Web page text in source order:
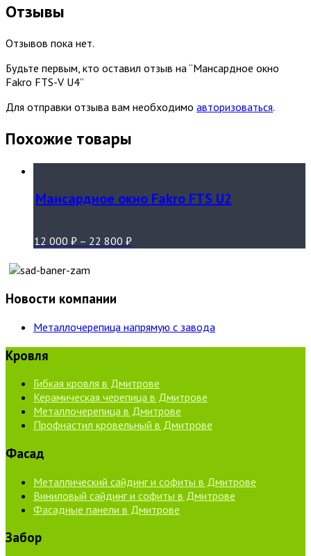
Отзывы
Отзывов пока нет.
Будьте первым, кто оставил отзыв на “Мансардное окно
Fakro FTS-V U4”
Для отправки отзыва вам необходимо авторизоваться.
Похожие товары
Мансардное окно Fakro FTS U2
12 000 ₽ – 22 800 ₽
Новости компании
Металлочерепица напрямую с завода
Кровля
Гибкая кровля в Дмитрове
Керамическая черепица в Дмитрове
Металлочерепица в Дмитрове
Профнастил кровельный в Дмитрове
Фасад
Металлический сайдинг и софиты в Дмитрове
Виниловый сайдинг и софиты в Дмитрове
Фасадные панели в Дмитрове
Забор